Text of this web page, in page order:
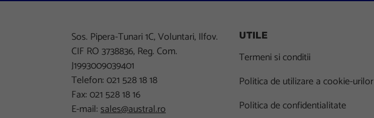
Sos. Pipera-Tunari 1C, Voluntari, Ilfov.
CIF RO 3738836, Reg. Com.
J1993009039401
Telefon: 021 528 18 18
Fax: 021 528 18 16
E-mail:sales@austral.ro
UTILE
Termeni si conditii
Politica de utilizare a cookie-urilor
Politica de confidentialitate